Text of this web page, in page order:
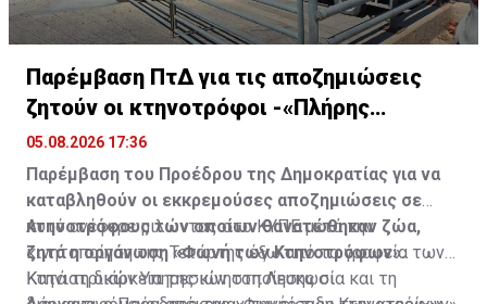
Παρέμβαση ΠτΔ για τις αποζημιώσεις
ζητούν οι κτηνοτρόφοι -«Πλήρης
αδιαφορία»
05.08.2026 17:36
Παρέμβαση του Προέδρου της Δημοκρατίας για να
καταβληθούν οι εκκρεμούσες αποζημιώσεις σε
κτηνοτρόφους των οποίων θανατώθηκαν ζώα,
ζητά η οργάνωση «Φωνή των Κτηνοτρόφων».
Αυτό ανέφερε μιλώντας στο ΚΥΠΕ μετά την
κινητοποίηση της Τετάρτης έξω από τα γραφεία των
Κτηνιατρικών Υπηρεσιών στη Λευκωσία και τη
Κατά τη διάρκεια της κινητοποίησης οι